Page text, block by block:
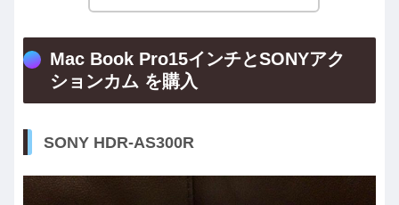
Mac Book Pro15インチとSONYアク
ションカム を購入
SONY HDR-AS300R